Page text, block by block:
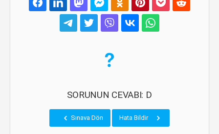
SORUNUN CEVABI: D
Sınava Dön Hata Bildir